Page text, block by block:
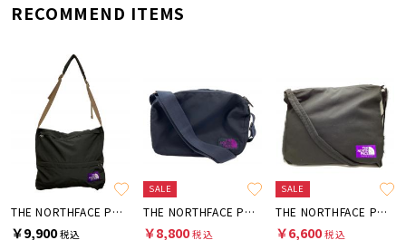
RECOMMEND ITEMS
THE NORTHFACE PURPLELABEL
￥9,900税込
SALE
THE NORTHFACE PURPLELABEL
￥8,800税込
SALE
THE NORTHFACE PURPLELABEL
￥6,600税込